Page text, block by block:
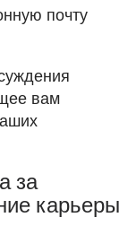
почту
вам
за
карьеры